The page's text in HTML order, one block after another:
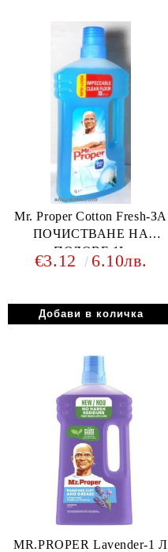
Mr. Proper Cotton Fresh-ЗА
ПОЧИСТВАНЕ НА
ПОДОВЕ 1L
€3.12 6.10лв.
MR.PROPER Lavender-1 Л